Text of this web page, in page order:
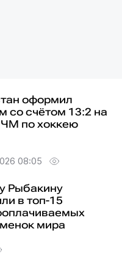
оформил
со счётом 13:2 на
ЧМ по хоккею
08:05
в топ-15
мира